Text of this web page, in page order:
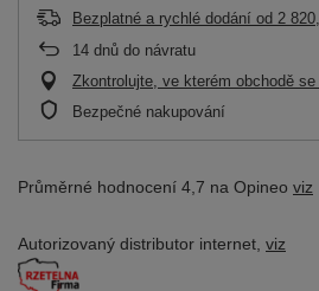
Bezplatné a rychlé dodání od 2
14 dnů do návratu
Zkontrolujte, ve kterém obchodě
Bezpečné nakupování
Průměrné hodnocení 4,7 na Opineo viz
Autorizovaný distributor internet, viz